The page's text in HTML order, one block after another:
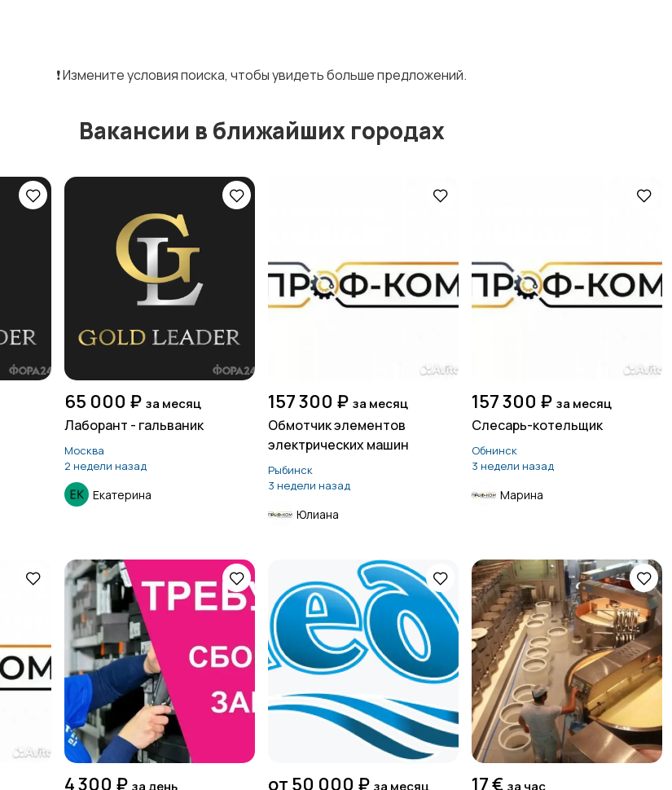
❗️ Измените условия поиска, чтобы увидеть больше предложений.
Вакансии в ближайших городах
65 000 ₽ за месяц
Лаборант - гальваник
Москва
2 недели назад
Екатерина
157 300 ₽ за месяц
Обмотчик элементов
электрических машин
Рыбинск
3 недели назад
Юлиана
157 300 ₽ за месяц
Слесарь-котельщик
Обнинск
3 недели назад
Марина
4 300 ₽ за день от 50 000 ₽ за месяц 17 € за час